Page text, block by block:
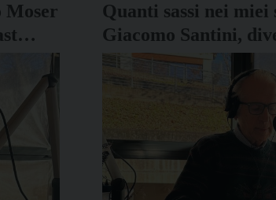
Moser
Quanti sassi nei miei
Giacomo Santini,
podcast con l’Atelier